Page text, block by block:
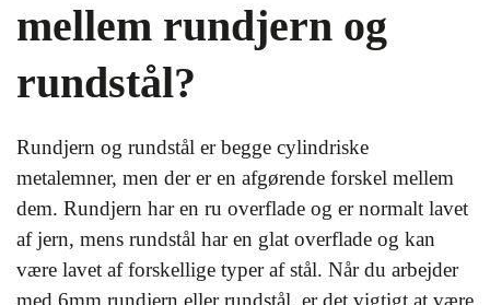
mellem rundjern og
rundstål?
Rundjern og rundstål er begge cylindriske
metalemner, men der er en afgørende forskel mellem
dem. Rundjern har en ru overflade og er normalt lavet
af jern, mens rundstål har en glat overflade og kan
være lavet af forskellige typer af stål. Når du arbejder
med 6mm rundjern eller rundstål, er det vigtigt at være